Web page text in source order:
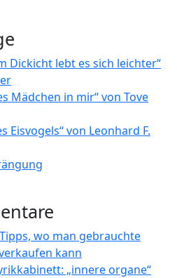
Dickicht lebt es sich leichter“
Mädchen in mir“ von Tove
Eisvogels“ von Leonhard F.
wo man gebrauchte
kann
„innere organe“